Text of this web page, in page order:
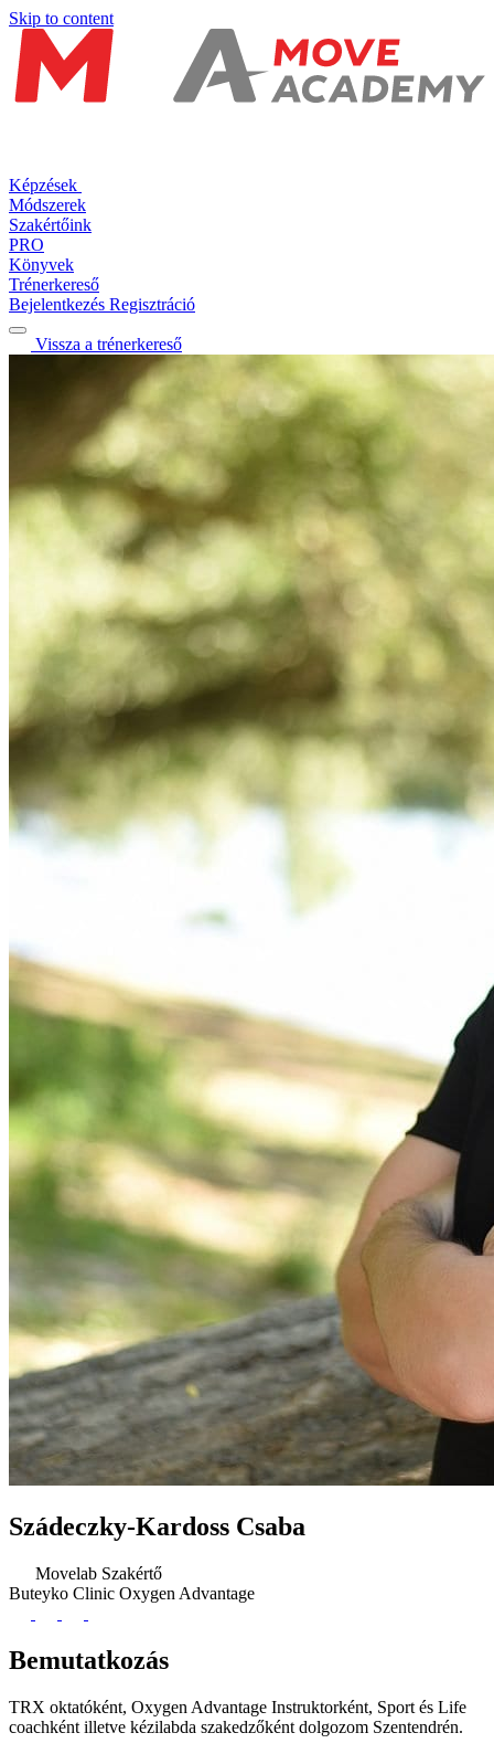
Skip to content
Képzések
Módszerek
Szakértőink
PRO
Könyvek
Trénerkereső
Bejelentkezés Regisztráció
Vissza a trénerkereső
Szádeczky-Kardoss Csaba
Movelab Szakértő
Buteyko Clinic Oxygen Advantage
Bemutatkozás
TRX oktatóként, Oxygen Advantage Instruktorként, Sport és Life
coachként illetve kézilabda szakedzőként dolgozom Szentendrén.